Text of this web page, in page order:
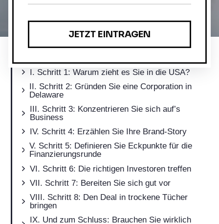
Schritt 1: Warum zieht es Sie in die USA?
Schritt 2: Gründen Sie eine Corporation in
Delaware
Schritt 3: Konzentrieren Sie sich auf’s
Business
Schritt 4: Erzählen Sie Ihre Brand-Story
Schritt 5: Definieren Sie Eckpunkte für die
Finanzierungsrunde
Schritt 6: Die richtigen Investoren treffen
Schritt 7: Bereiten Sie sich gut vor
Schritt 8: Den Deal in trockene Tücher
bringen
Und zum Schluss: Brauchen Sie wirklich